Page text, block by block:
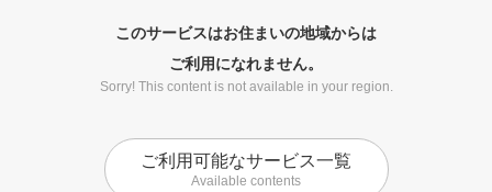
このサービスはお住まいの地域からは
ご利用になれません。
Sorry! This content is not available in your region.
ご利用可能なサービス一覧
Available contents